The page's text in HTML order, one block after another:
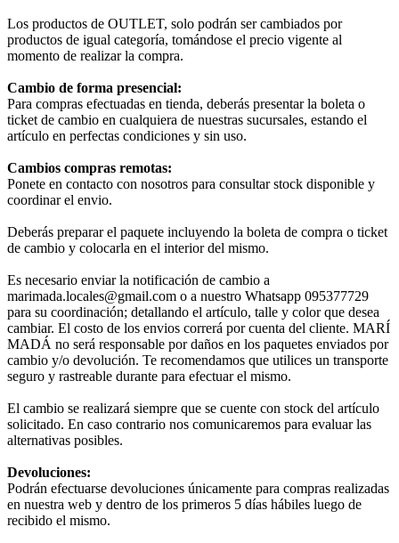
Los productos de OUTLET, solo podrán ser cambiados por
productos de igual categoría, tomándose el precio vigente al
momento de realizar la compra.
Cambio de forma presencial:
Para compras efectuadas en tienda, deberás presentar la boleta o
ticket de cambio en cualquiera de nuestras sucursales, estando el
artículo en perfectas condiciones y sin uso.
Cambios compras remotas:
Ponete en contacto con nosotros para consultar stock disponible y
coordinar el envio.
Deberás preparar el paquete incluyendo la boleta de compra o ticket
de cambio y colocarla en el interior del mismo.
Es necesario enviar la notificación de cambio a
marimada.locales@gmail.com o a nuestro Whatsapp 095377729
para su coordinación; detallando el artículo, talle y color que desea
cambiar. El costo de los envios correrá por cuenta del cliente. MARÍ
MADÁ no será responsable por daños en los paquetes enviados por
cambio y/o devolución. Te recomendamos que utilices un transporte
seguro y rastreable durante para efectuar el mismo.
El cambio se realizará siempre que se cuente con stock del artículo
solicitado. En caso contrario nos comunicaremos para evaluar las
alternativas posibles.
Devoluciones:
Podrán efectuarse devoluciones únicamente para compras realizadas
en nuestra web y dentro de los primeros 5 días hábiles luego de
recibido el mismo.